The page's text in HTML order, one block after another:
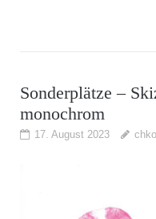
Sonderplätze –
monochrom
17. August 2023